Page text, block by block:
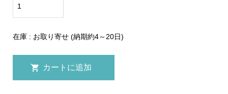
在庫 : お取り寄せ (納期約4～20日)